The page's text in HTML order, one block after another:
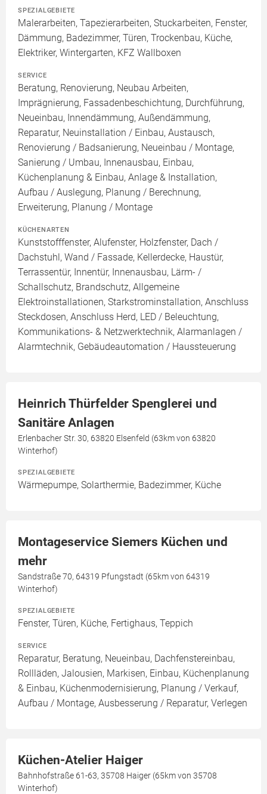
SPEZIALGEBIETE
Malerarbeiten, Tapezierarbeiten, Stuckarbeiten, Fenster,
Dämmung, Badezimmer, Türen, Trockenbau, Küche,
Elektriker, Wintergarten, KFZ Wallboxen
SERVICE
Beratung, Renovierung, Neubau Arbeiten,
Imprägnierung, Fassadenbeschichtung, Durchführung,
Neueinbau, Innendämmung, Außendämmung,
Reparatur, Neuinstallation / Einbau, Austausch,
Renovierung / Badsanierung, Neueinbau / Montage,
Sanierung / Umbau, Innenausbau, Einbau,
Küchenplanung & Einbau, Anlage & Installation,
Aufbau / Auslegung, Planung / Berechnung,
Erweiterung, Planung / Montage
KÜCHENARTEN
Kunststofffenster, Alufenster, Holzfenster, Dach /
Dachstuhl, Wand / Fassade, Kellerdecke, Haustür,
Terrassentür, Innentür, Innenausbau, Lärm- /
Schallschutz, Brandschutz, Allgemeine
Elektroinstallationen, Starkstrominstallation, Anschluss
Steckdosen, Anschluss Herd, LED / Beleuchtung,
Kommunikations- & Netzwerktechnik, Alarmanlagen /
Alarmtechnik, Gebäudeautomation / Haussteuerung
Heinrich Thürfelder Spenglerei und
Sanitäre Anlagen
Erlenbacher Str. 30, 63820 Elsenfeld (63km von 63820
Winterhof)
SPEZIALGEBIETE
Wärmepumpe, Solarthermie, Badezimmer, Küche
Montageservice Siemers Küchen und
mehr
Sandstraße 70, 64319 Pfungstadt (65km von 64319
Winterhof)
SPEZIALGEBIETE
Fenster, Türen, Küche, Fertighaus, Teppich
SERVICE
Reparatur, Beratung, Neueinbau, Dachfenstereinbau,
Rollläden, Jalousien, Markisen, Einbau, Küchenplanung
& Einbau, Küchenmodernisierung, Planung / Verkauf,
Aufbau / Montage, Ausbesserung / Reparatur, Verlegen
Küchen-Atelier Haiger
Bahnhofstraße 61-63, 35708 Haiger (65km von 35708
Winterhof)